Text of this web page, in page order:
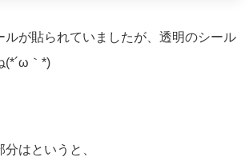
ルが貼られていましたが、透明のシール
(*´ω｀*)
はというと、